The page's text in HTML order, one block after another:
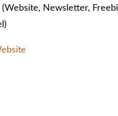
(Website, Newsletter,